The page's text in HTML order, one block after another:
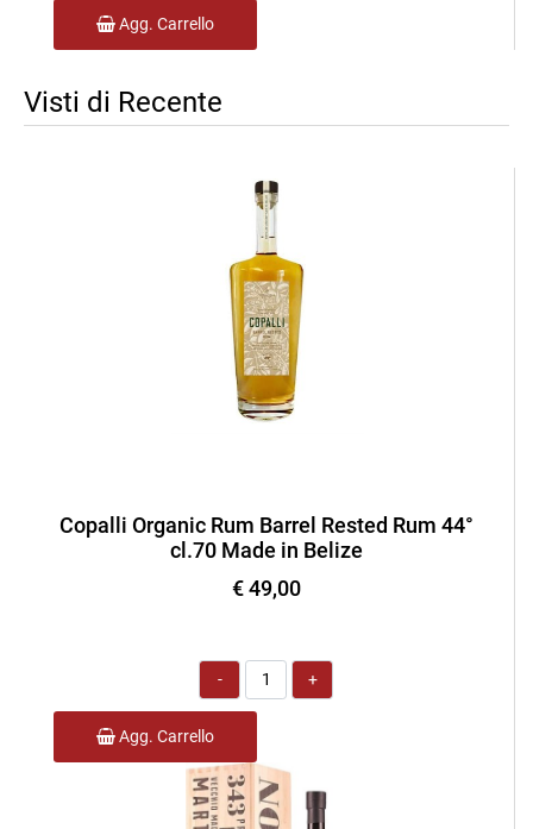
Agg. Carrello
Visti di Recente
Copalli Organic Rum Barrel Rested Rum 44°
cl.70 Made in Belize
€ 49,00
Quantità
Agg. Carrello